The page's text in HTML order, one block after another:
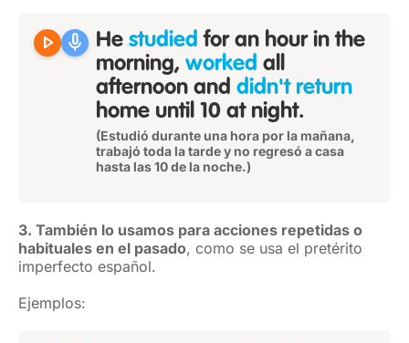
play_arrow mic He studied for an hour in the
morning, worked all
afternoon and didn't return
home until 10 at night.
(Estudió durante una hora por la mañana,
trabajó toda la tarde y no regresó a casa
hasta las 10 de la noche.)
3. También lo usamos para acciones repetidas o
habituales en el pasado, como se usa el pretérito
imperfecto español.
Ejemplos: